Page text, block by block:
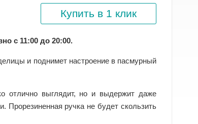
Купить в 1 клик
с 11:00 до 20:00.
и поднимет настроение в пасмурный
отлично выглядит, но и выдержит даже
Прорезиненная ручка не будет скользить